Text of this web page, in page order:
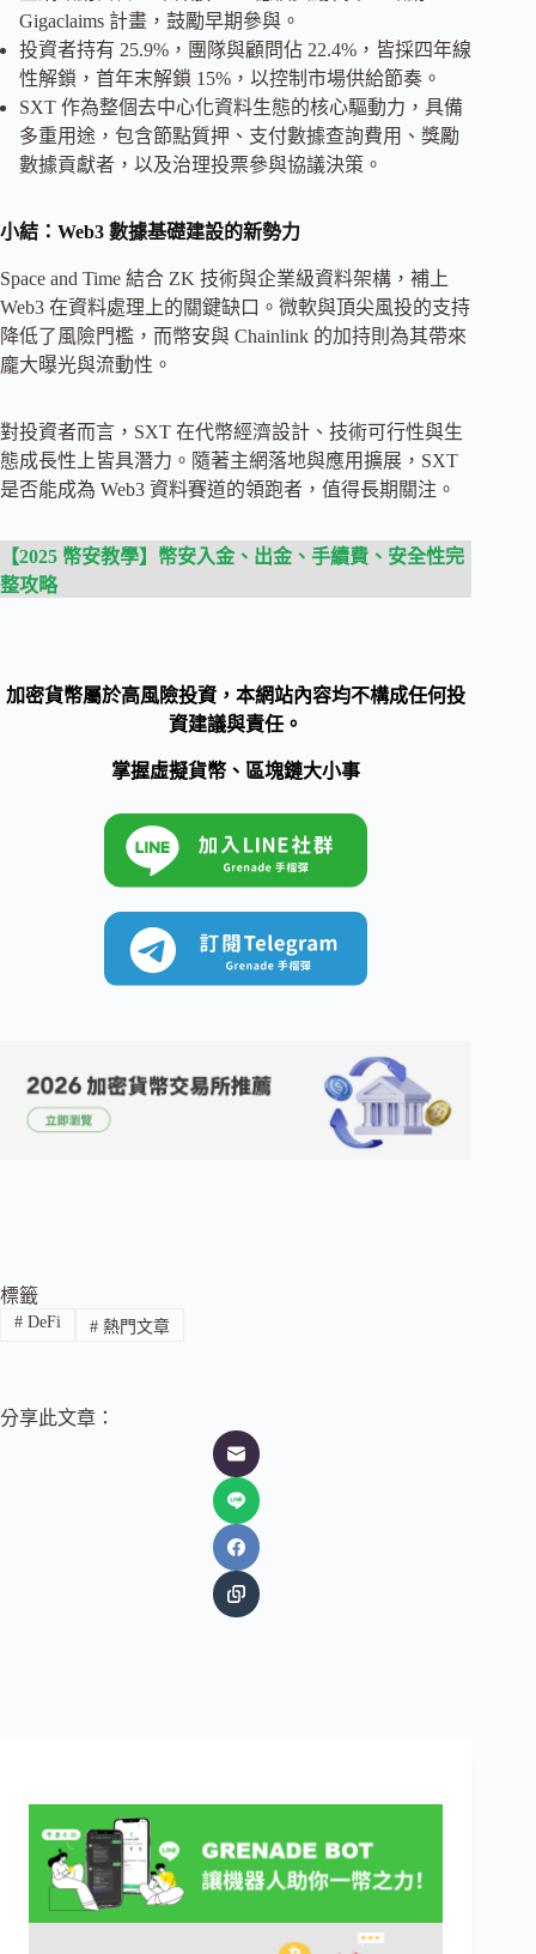
Gigaclaims 計畫，鼓勵早期參與。
投資者持有 25.9%，團隊與顧問佔 22.4%，皆採四年線
性解鎖，首年末解鎖 15%，以控制市場供給節奏。
SXT 作為整個去中心化資料生態的核心驅動力，具備
多重用途，包含節點質押、支付數據查詢費用、獎勵
數據貢獻者，以及治理投票參與協議決策。
小結：Web3 數據基礎建設的新勢力
Space and Time 結合 ZK 技術與企業級資料架構，補上
Web3 在資料處理上的關鍵缺口。微軟與頂尖風投的支持
降低了風險門檻，而幣安與 Chainlink 的加持則為其帶來
龐大曝光與流動性。
對投資者而言，SXT 在代幣經濟設計、技術可行性與生
態成長性上皆具潛力。隨著主網落地與應用擴展，SXT
是否能成為 Web3 資料賽道的領跑者，值得長期關注。
【2025 幣安教學】幣安入金、出金、手續費、安全性完
整攻略
加密貨幣屬於高風險投資，本網站內容均不構成任何投
資建議與責任。
掌握虛擬貨幣、區塊鏈大小事
標籤
#DeFi #熱門文章
分享此文章：